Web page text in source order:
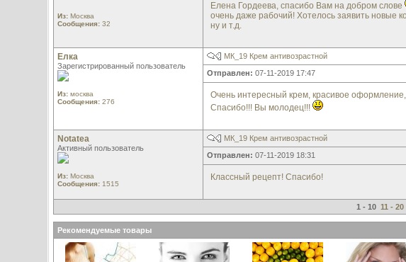
Из:Москва
Сообщения:32
Елена Гордеева, спасибо Вам на добром слове
очень даже рабочий! Хотелось заявить новые
ну и т.д.
Елка
Зарегистрированный пользователь
Из:москва
Сообщения:276
МК_19 Крем антивозрастной
Отправлен: 07-11-2019 17:47
Очень интересный крем, красивое
Спасибо!!! Вы молодец!!!
Notatea
Активный пользователь
Из:Москва
Сообщения:1515
МК_19 Крем антивозрастной
Отправлен: 07-11-2019 18:31
Классный рецепт! Спасибо!
1 - 10 11 - 20
Рекомендуемые товары